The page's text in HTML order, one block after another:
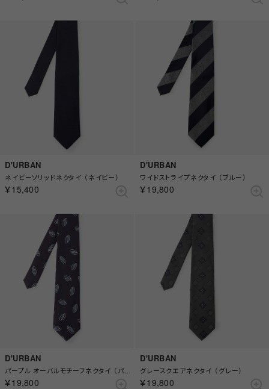
D'URBAN
ネイビーソリッドネクタイ （ネイビー）
￥15,400
D'URBAN
ワイドストライプネクタイ （ブルー）
￥19,800
D'URBAN
パープル オーバルモチーフネクタイ （パープル）
￥19,800
D'URBAN
グレースクエアネクタイ （グレー）
￥19,800